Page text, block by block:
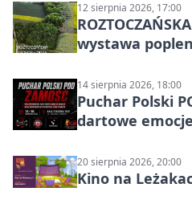
12 sierpnia 2026, 17:00
wystawa
14 sierpnia 2026, 18:00
Puchar Polski
dartowe
20 sierpnia 2026, 20:00
Kino na